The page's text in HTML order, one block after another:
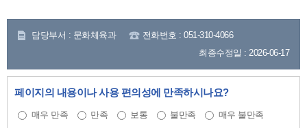
담당부서 : 문화체육과
전화번호 : 051-310-4066
최종수정일 : 2026-06-17
페이지의 내용이나 사용 편의성에 만족하시나요?
매우 만족 만족 보통 불만족 매우 불만족